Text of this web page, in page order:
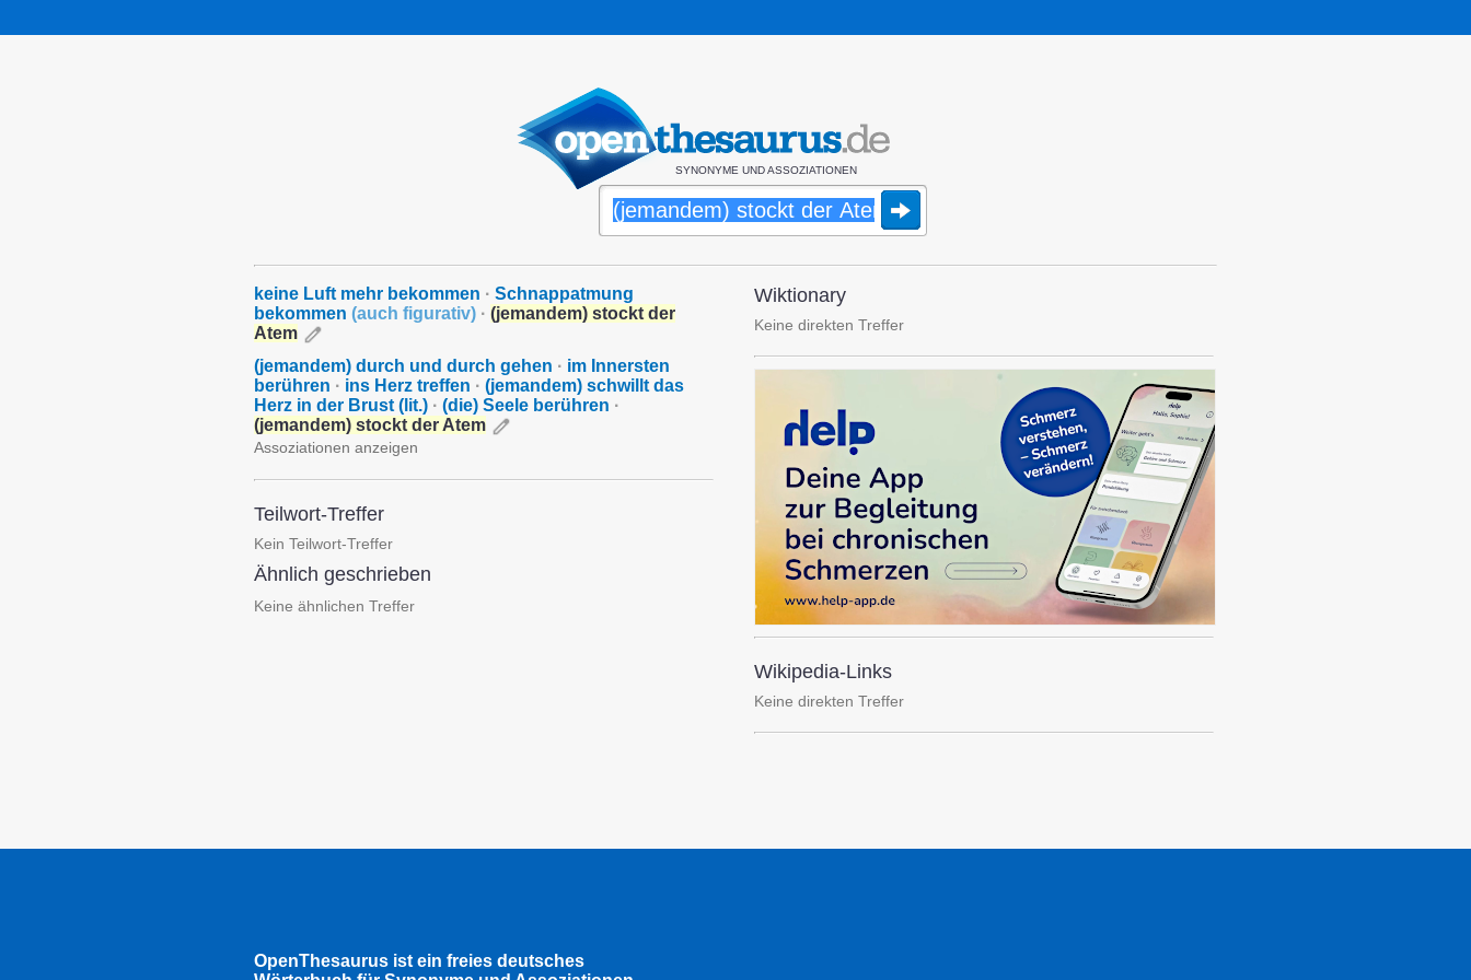
SYNONYME UND ASSOZIATIONEN
keine Luft mehr bekommen · Schnappatmung
bekommen (auch figurativ) · (jemandem) stockt der
Atem
(jemandem) durch und durch gehen · im Innersten
berühren · ins Herz treffen · (jemandem) schwillt das
Herz in der Brust (lit.) · (die) Seele berühren ·
(jemandem) stockt der Atem
Assoziationen anzeigen
Teilwort-Treffer
Kein Teilwort-Treffer
Ähnlich geschrieben
Keine ähnlichen Treffer
Wiktionary
Keine direkten Treffer
Wikipedia-Links
Keine direkten Treffer
OpenThesaurus ist ein freies deutsches